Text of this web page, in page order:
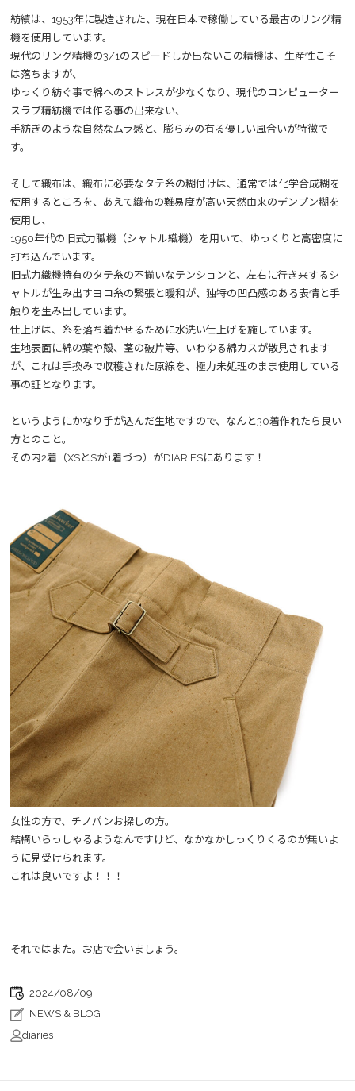
紡績は、1953年に製造された、現在日本で稼働している最古のリング精
機を使用しています。
現代のリング精機の3/1のスピードしか出ないこの精機は、生産性こそ
は落ちますが、
ゆっくり紡ぐ事で綿へのストレスが少なくなり、現代のコンピューター
スラブ精紡機では作る事の出来ない、
手紡ぎのような自然なムラ感と、膨らみの有る優しい風合いが特徴で
す。
そして織布は、織布に必要なタテ糸の糊付けは、通常では化学合成糊を
使用するところを、あえて織布の難易度が高い天然由来のデンプン糊を
使用し、
1950年代の旧式力職機（シャトル織機）を用いて、ゆっくりと高密度に
打ち込んでいます。
旧式力織機特有のタテ糸の不揃いなテンションと、左右に行き来するシ
ャトルが生み出すヨコ糸の緊張と暖和が、独特の凹凸感のある表情と手
触りを生み出しています。
仕上げは、糸を落ち着かせるために水洗い仕上げを施しています。
生地表面に綿の葉や殻、茎の破片等、いわゆる綿カスが散見されます
が、これは手換みで収穫された原線を、極力未処理のまま使用している
事の証となります。
というようにかなり手が込んだ生地ですので、なんと30着作れたら良い
方とのこと。
その内2着（XSとSが1着づつ）がDIARIESにあります！
女性の方で、チノパンお探しの方。
結構いらっしゃるようなんですけど、なかなかしっくりくるのが無いよ
うに見受けられます。
これは良いですよ！！！
それではまた。お店で会いましょう。
2024/08/09
NEWS & BLOG
diaries